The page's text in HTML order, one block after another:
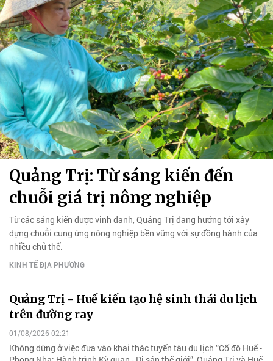
Quảng Trị: Từ sáng kiến đến
chuỗi giá trị nông nghiệp
Từ các sáng kiến được vinh danh, Quảng Trị đang hướng tới xây
dựng chuỗi cung ứng nông nghiệp bền vững với sự đồng hành của
nhiều chủ thể.
KINH TẾ ĐỊA PHƯƠNG
Quảng Trị - Huế kiến tạo hệ sinh thái du lịch
trên đường ray
01/08/2026 02:21
Không dừng ở việc đưa vào khai thác tuyến tàu du lịch “Cố đô Huế -